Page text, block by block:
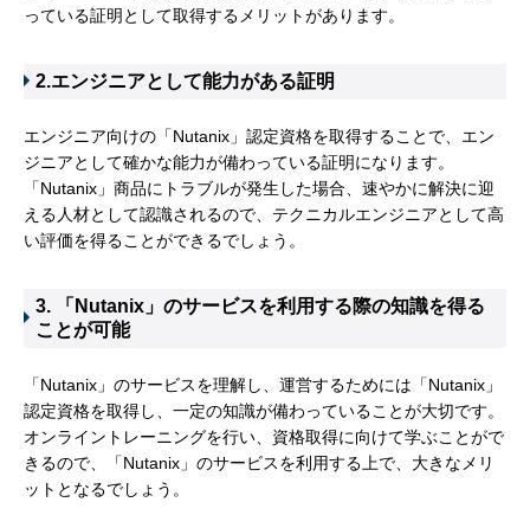
っている証明として取得するメリットがあります。
2.エンジニアとして能力がある証明
エンジニア向けの「Nutanix」認定資格を取得することで、エン
ジニアとして確かな能力が備わっている証明になります。
「Nutanix」商品にトラブルが発生した場合、速やかに解決に迎
える人材として認識されるので、テクニカルエンジニアとして高
い評価を得ることができるでしょう。
3. 「Nutanix」のサービスを利用する際の知識を得る
ことが可能
「Nutanix」のサービスを理解し、運営するためには「Nutanix」
認定資格を取得し、一定の知識が備わっていることが大切です。
オンライントレーニングを行い、資格取得に向けて学ぶことがで
きるので、「Nutanix」のサービスを利用する上で、大きなメリ
ットとなるでしょう。